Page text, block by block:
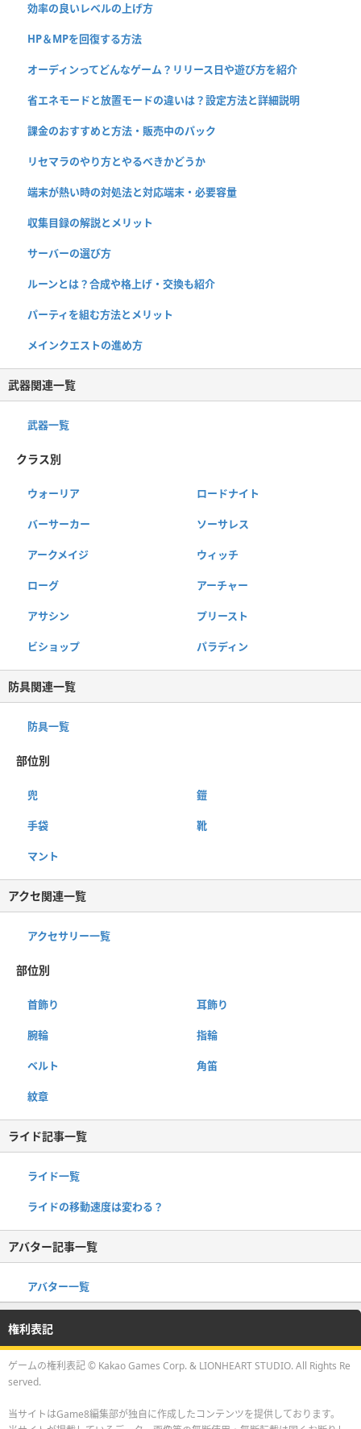
効率の良いレベルの上げ方
HP＆MPを回復する方法
オーディンってどんなゲーム？リリース日や遊び方を紹介
省エネモードと放置モードの違いは？設定方法と詳細説明
課金のおすすめと方法・販売中のパック
リセマラのやり方とやるべきかどうか
端末が熱い時の対処法と対応端末・必要容量
収集目録の解説とメリット
サーバーの選び方
ルーンとは？合成や格上げ・交換も紹介
パーティを組む方法とメリット
メインクエストの進め方
武器関連一覧
武器一覧
クラス別
ウォーリア ロードナイト
バーサーカー ソーサレス
アークメイジ ウィッチ
ローグ アーチャー
アサシン プリースト
ビショップ パラディン
防具関連一覧
防具一覧
部位別
兜 鎧
手袋 靴
マント
アクセ関連一覧
アクセサリー一覧
部位別
首飾り 耳飾り
腕輪 指輪
ベルト 角笛
紋章
ライド記事一覧
ライド一覧
ライドの移動速度は変わる？
アバター記事一覧
アバター一覧
権利表記
ゲームの権利表記 © Kakao Games Corp. & LIONHEART STUDIO. All Rights Re
served.
当サイトはGame8編集部が独自に作成したコンテンツを提供しております。